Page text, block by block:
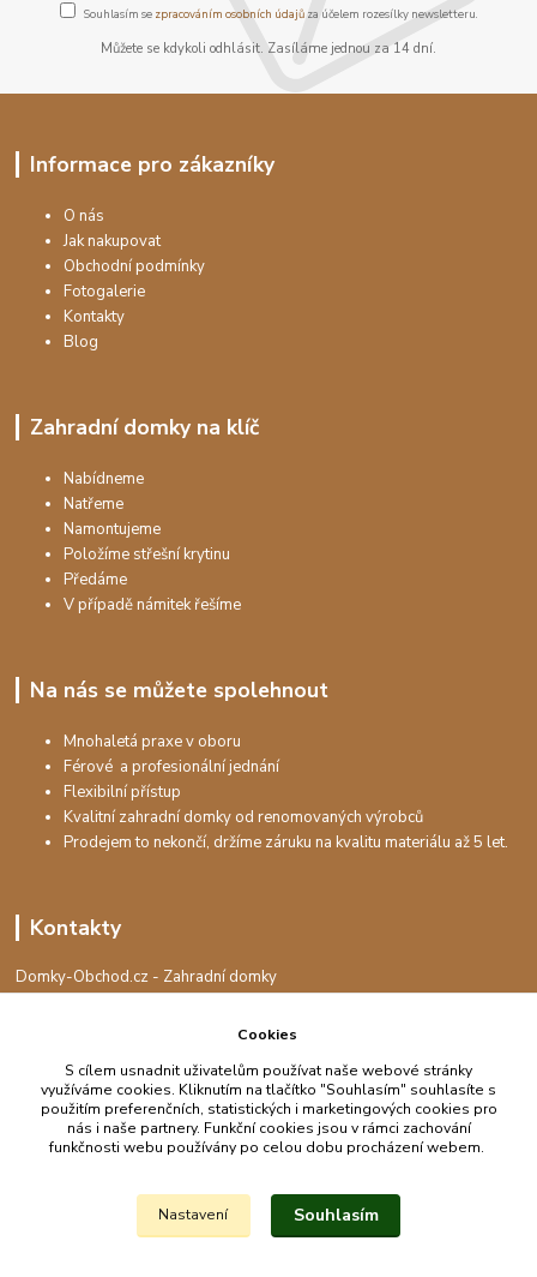
Souhlasím se zpracováním osobních údajůza účelem rozesílky newsletteru.
Můžete se kdykoli odhlásit. Zasíláme jednou za 14 dní.
Informace pro zákazníky
O nás
Jak nakupovat
Obchodní podmínky
Fotogalerie
Kontakty
Blog
Zahradní domky na klíč
Nabídneme
Natřeme
Namontujeme
Položíme střešní krytinu
Předáme
V případě námitek řešíme
Na nás se můžete spolehnout
Mnohaletá praxe v oboru
Férové a profesionální jednání
Flexibilní přístup
Kvalitní zahradní domky od renomovaných výrobců
Prodejem to nekončí, držíme záruku na kvalitu materiálu až 5 let.
Kontakty
Domky-Obchod.cz - Zahradní domky
+420 730 501 925
info@domky-obchod.cz
Upravit sběr cookies.
Cookies
S cílem usnadnit uživatelům používat naše webové stránky
využíváme cookies. Kliknutím na tlačítko "Souhlasím" souhlasíte s
použitím preferenčních, statistických i marketingových cookies pro
nás i naše partnery. Funkční cookies jsou v rámci zachování
funkčnosti webu používány po celou dobu procházení webem.
Nastavení Souhlasím